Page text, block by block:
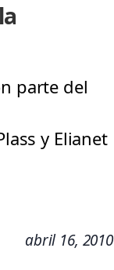
parte del
y Elianet
abril 16, 2010